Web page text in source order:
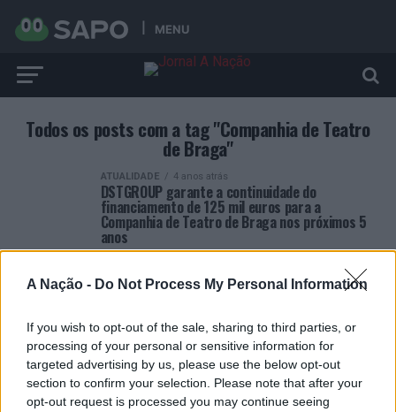
A Nação - Do Not Process My Personal Information
If you wish to opt-out of the sale, sharing to third parties, or
processing of your personal or sensitive information for
targeted advertising by us, please use the below opt-out
section to confirm your selection. Please note that after your
opt-out request is processed you may continue seeing
MENU
Todos os posts com a tag "Companhia de Teatro
de Braga"
ATUALIDADE 4 anos atrás
DSTGROUP garante a continuidade do
financiamento de 125 mil euros para a
Companhia de Teatro de Braga nos próximos 5
anos
ARTIGOS RECENTES
Covilhã: Especialista aponta investimento estrangeiro e